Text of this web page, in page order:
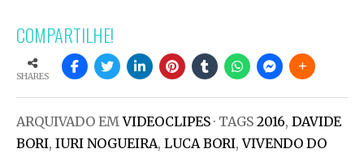
COMPARTILHE!
SHARES
ARQUIVADO EMVIDEOCLIPES · TAGS 2016, DAVIDE
BORI, IURI NOGUEIRA, LUCA BORI,VIVENDO DO